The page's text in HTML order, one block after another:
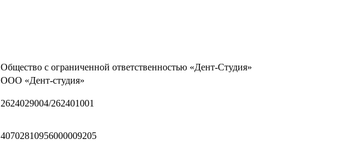
Общество с ограниченной ответственностью «Дент-Студия»
ООО «Дент-студия»
2624029004/262401001
40702810956000009205